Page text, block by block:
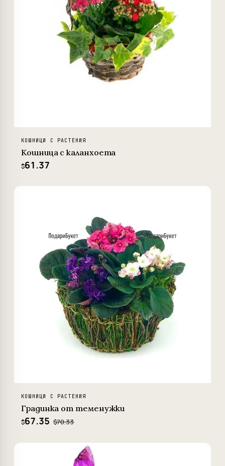
КОШНИЦИ С РАСТЕНИЯ
Кошница с каланхоета
$61.37
КОШНИЦИ С РАСТЕНИЯ
Градинка от теменужки
$67.35 $70.33